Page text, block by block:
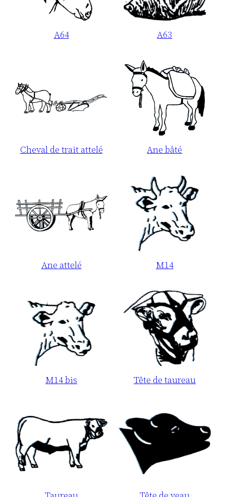
A64 A63
Cheval de trait attelé Ane bâté
Ane attelé M14
M14 bis Tête de taureau